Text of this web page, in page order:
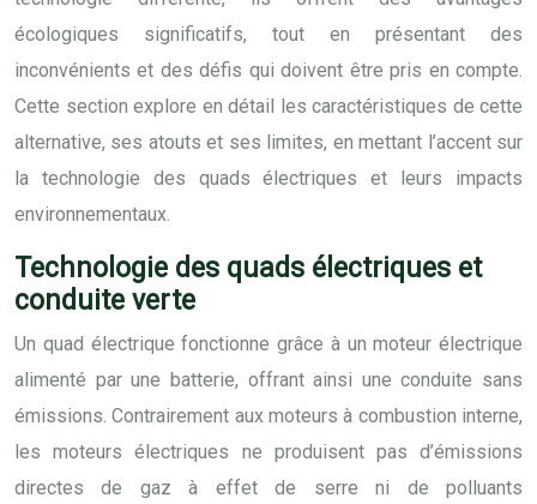
écologiques significatifs, tout en présentant des
inconvénients et des défis qui doivent être pris en compte.
Cette section explore en détail les caractéristiques de cette
alternative, ses atouts et ses limites, en mettant l’accent sur
la technologie des quads électriques et leurs impacts
environnementaux.
Technologie des quads électriques et
conduite verte
Un quad électrique fonctionne grâce à un moteur électrique
alimenté par une batterie, offrant ainsi une conduite sans
émissions. Contrairement aux moteurs à combustion interne,
les moteurs électriques ne produisent pas d’émissions
directes de gaz à effet de serre ni de polluants